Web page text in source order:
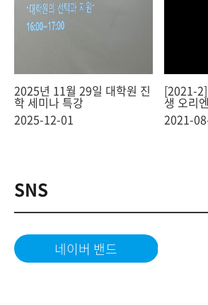
2025년 11월 29일 대학원 진
학 세미나 특강
2025-12-01
[2021-
생 오리
2021-
SNS
네이버 밴드